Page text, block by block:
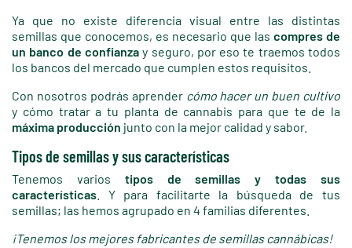
Ya que no existe diferencia visual entre las distintas
semillas que conocemos, es necesario que las compres de
un banco de confianzay seguro, por eso te traemos todos
los bancos del mercado que cumplen estos requisitos.
Con nosotros podrás aprender cómo hacer un buen cultivo
y cómo tratar a tu planta de cannabis para que te de la
máxima producción junto con la mejor calidad y sabor.
Tipos de semillas y sus características
Tenemos varios tipos de semillas y todas sus
características . Y para facilitarte la búsqueda de tus
semillas; las hemos agrupado en 4 familias diferentes.
¡Tenemos los mejores fabricantes de semillas cannábicas!